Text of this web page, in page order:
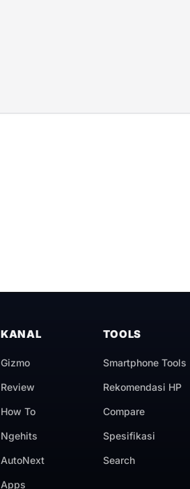
KANAL
Gizmo
Review
How To
Ngehits
AutoNext
Apps
TOOLS
Smartphone Tools
Rekomendasi HP
Compare
Spesifikasi
Search